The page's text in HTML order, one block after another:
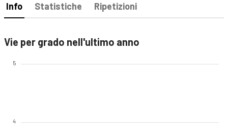
Info Statistiche Ripetizioni
Vie per grado nell'ultimo anno
5
4